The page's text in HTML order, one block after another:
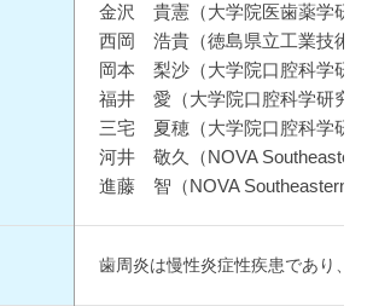
金沢 貴憲（大学院医歯薬学研究
西岡 浩貴（徳島県立工業技術セ
岡本 梨沙（大学院口腔科学研
福井 愛（大学院口腔科学研究
三宅 夏穂（大学院口腔科学研
河井 敬久（NOVA Southeastern
進藤 智（NOVA Southeastern
歯周炎は慢性炎症性疾患であり、